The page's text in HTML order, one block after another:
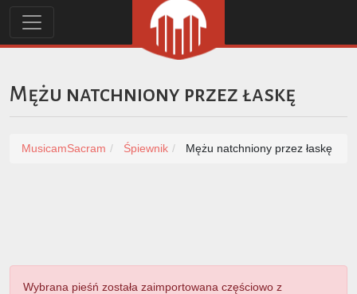
Mężu natchniony przez łaskę
MusicamSacram Śpiewnik Mężu natchniony przez łaskę
Wybrana pieśń została zaimportowana częściowo z